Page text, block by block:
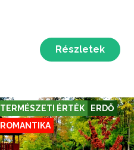
Részletek
TERMÉSZETI ÉRTÉK
ERDŐ
ROMANTIKA